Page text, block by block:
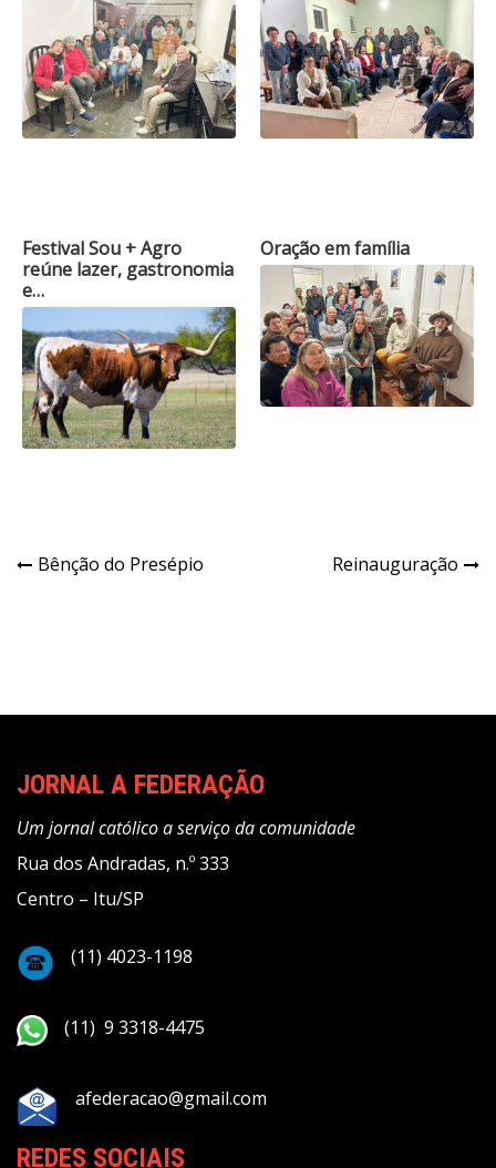
Festival Sou + Agro
reúne lazer, gastronomia
e…
Oração em família
Navegação
Bênção do Presépio Reinauguração
JORNAL A FEDERAÇÃO
Um jornal católico a serviço da comunidade
Rua dos Andradas, n.º 333
Centro – Itu/SP
(11) 4023-1198
(11) 9 3318-4475
afederacao@gmail.com
REDES SOCIAIS